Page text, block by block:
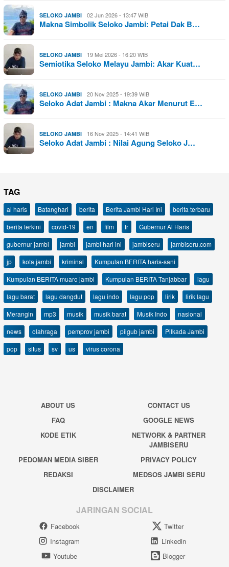
SELOKO JAMBI 02 Jun 2026 - 13:47 WIB
Makna Simbolik Seloko Jambi: Petai Dak B…
SELOKO JAMBI 19 Mei 2026 - 16:20 WIB
Semiotika Seloko Melayu Jambi: Akar Kuat…
SELOKO JAMBI 20 Nov 2025 - 19:39 WIB
Seloko Adat Jambi : Makna Akar Menurut E…
SELOKO JAMBI 16 Nov 2025 - 14:41 WIB
Seloko Adat Jambi : Nilai Agung Seloko J…
TAG
al haris Batanghari berita Berita Jambi Hari Ini
berita terbaru
berita terkini
covid-19 en film fr
Gubernur Al Haris
gubernur jambi
jambi jambi hari ini jambiseru
jambiseru.com
jp
kota jambi kriminal
Kumpulan BERITA haris-sani
Kumpulan BERITA muaro jambi
Kumpulan BERITA Tanjabbar
lagu
lagu barat
lagu dangdut lagu indo lagu pop lirik
lirik lagu
Merangin
mp3 musik musik barat Musik Indo
nasional
news
olahraga pemprov jambi pilgub jambi
Pilkada Jambi
pop
situs sv us virus corona
ABOUT US
CONTACT US
FAQ
GOOGLE NEWS
KODE ETIK
NETWORK & PARTNER
JAMBISERU
PEDOMAN MEDIA SIBER
PRIVACY POLICY
REDAKSI
MEDSOS JAMBI SERU
DISCLAIMER
JARINGAN SOCIAL
Facebook
Twitter
Instagram
Linkedin
Youtube
Blogger